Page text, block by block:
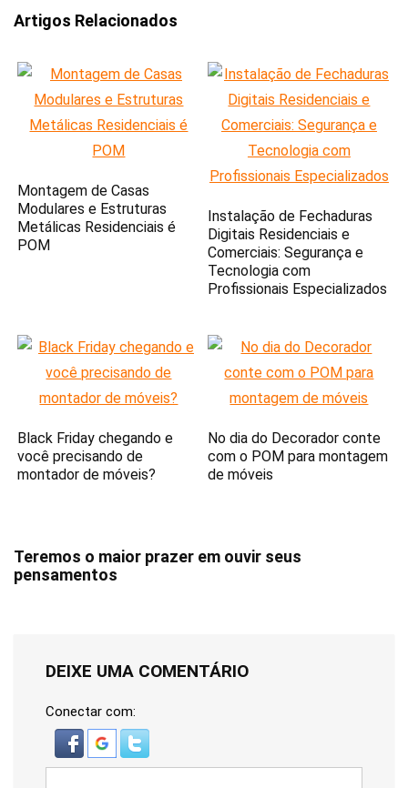
Artigos Relacionados
Montagem de Casas
Modulares e Estruturas
Metálicas Residenciais é
POM
Instalação de Fechaduras
Digitais Residenciais e
Comerciais: Segurança e
Tecnologia com
Profissionais Especializados
Black Friday chegando e
você precisando de
montador de móveis?
No dia do Decorador conte
com o POM para montagem
de móveis
Teremos o maior prazer em ouvir seus
pensamentos
DEIXE UMA COMENTÁRIO
Conectar com: